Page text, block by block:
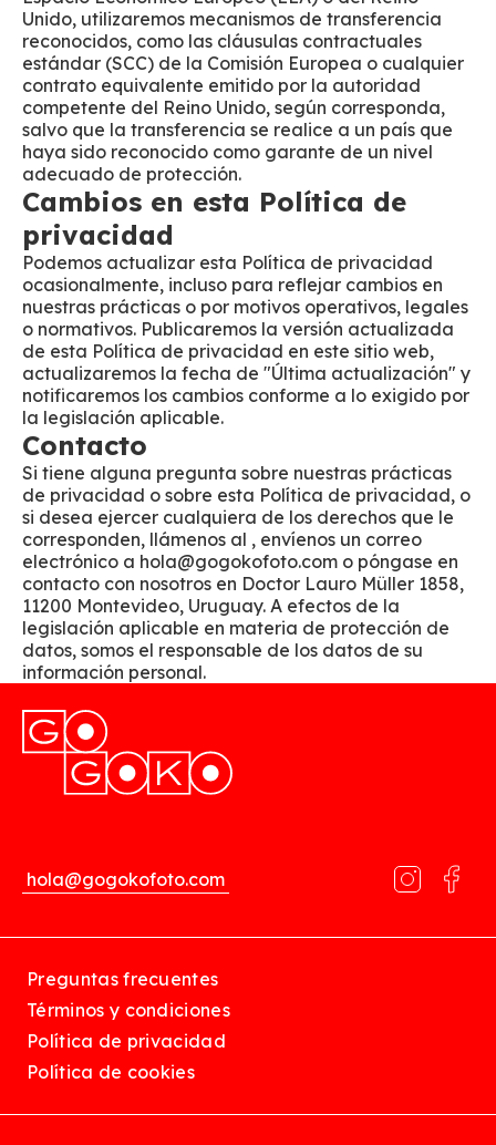
Unido, utilizaremos mecanismos de transferencia
reconocidos, como las cláusulas contractuales
estándar (SCC) de la Comisión Europea o cualquier
contrato equivalente emitido por la autoridad
competente del Reino Unido, según corresponda,
salvo que la transferencia se realice a un país que
haya sido reconocido como garante de un nivel
adecuado de protección.
Cambios en esta Política de
privacidad
Podemos actualizar esta Política de privacidad
ocasionalmente, incluso para reflejar cambios en
nuestras prácticas o por motivos operativos, legales
o normativos. Publicaremos la versión actualizada
de esta Política de privacidad en este sitio web,
actualizaremos la fecha de "Última actualización" y
notificaremos los cambios conforme a lo exigido por
la legislación aplicable.
Contacto
Si tiene alguna pregunta sobre nuestras prácticas
de privacidad o sobre esta Política de privacidad, o
si desea ejercer cualquiera de los derechos que le
corresponden, llámenos al , envíenos un correo
electrónico a hola@gogokofoto.com o póngase en
contacto con nosotros en Doctor Lauro Müller 1858,
11200 Montevideo, Uruguay. A efectos de la
legislación aplicable en materia de protección de
datos, somos el responsable de los datos de su
información personal.
hola@gogokofoto.com
Preguntas frecuentes
Términos y condiciones
Política de privacidad
Política de cookies